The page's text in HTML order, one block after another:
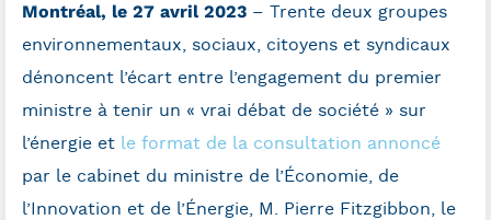
Montréal, le 27 avril 2023 – Trente deux groupes
environnementaux, sociaux, citoyens et syndicaux
dénoncent l’écart entre l’engagement du premier
ministre à tenir un « vrai débat de société » sur
l’énergie et le format de la consultation annoncé
par le cabinet du ministre de l’Économie, de
l’Innovation et de l’Énergie, M. Pierre Fitzgibbon, le